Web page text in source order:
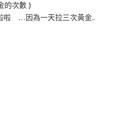
的次數 )
啦 …因為一天拉三次黃金..